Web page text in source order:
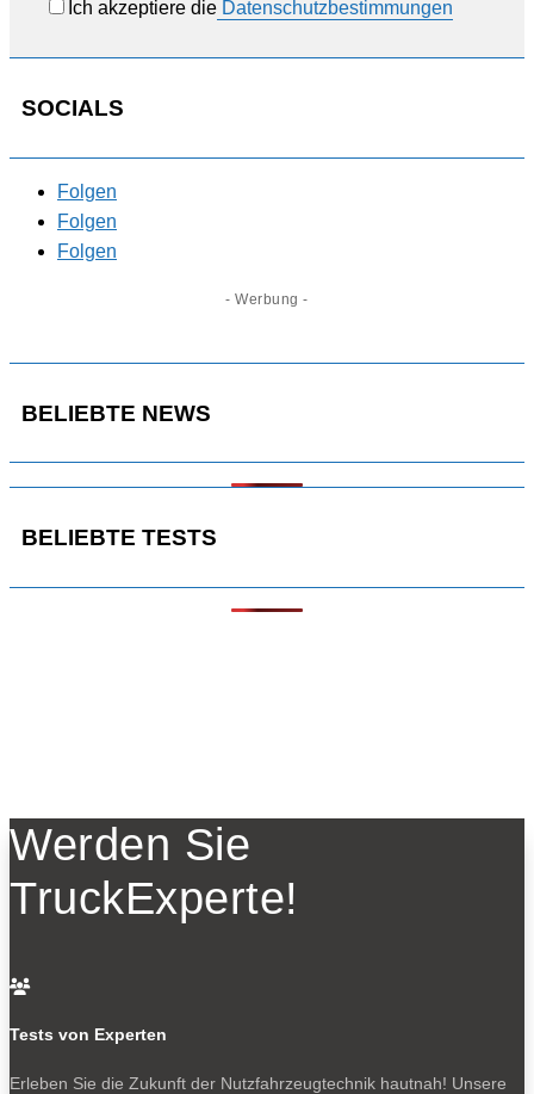
Ich akzeptiere die Datenschutzbestimmungen
SOCIALS
Folgen
Folgen
Folgen
- Werbung -
BELIEBTE NEWS
BELIEBTE TESTS
Werden Sie
TruckExperte!

Tests von Experten
Erleben Sie die Zukunft der Nutzfahrzeugtechnik hautnah! Unsere